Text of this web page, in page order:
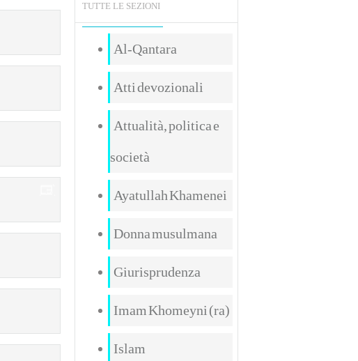
TUTTE LE SEZIONI
Al-Qantara
Atti devozionali
Attualità, politica e
società
Ayatullah Khamenei
Donna musulmana
Giurisprudenza
Imam Khomeyni (ra)
Islam